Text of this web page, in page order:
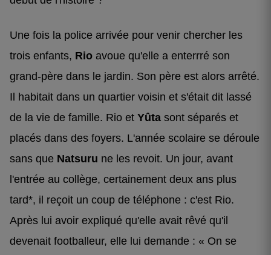
Une fois la police arrivée pour venir chercher les
trois enfants, Rio avoue qu'elle a enterrré son
grand-père dans le jardin. Son père est alors arrêté.
Il habitait dans un quartier voisin et s'était dit lassé
de la vie de famille. Rio et Yûta sont séparés et
placés dans des foyers. L'année scolaire se déroule
sans que Natsuru ne les revoit. Un jour, avant
l'entrée au collège, certainement deux ans plus
tard*, il reçoit un coup de téléphone : c'est Rio.
Après lui avoir expliqué qu'elle avait rêvé qu'il
devenait footballeur, elle lui demande : « On se